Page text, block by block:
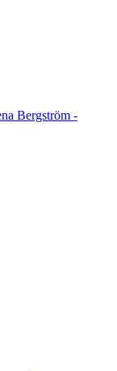
Bergström -